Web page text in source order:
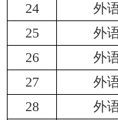
24
外
25
外
26
外
27
外
28
外